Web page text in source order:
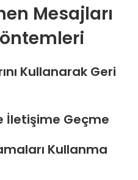
Mesajları
Kullanarak Geri
İletişime Geçme
Kullanma